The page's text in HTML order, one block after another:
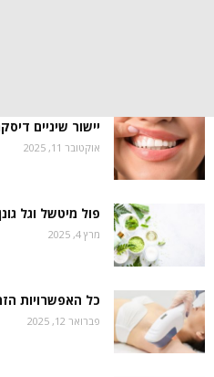
יישור שיניים
אוקטובר 11, 2025
פול מיטשל וגל
מרץ 4, 2025
כל האפשרויות
פברואר 12, 2025